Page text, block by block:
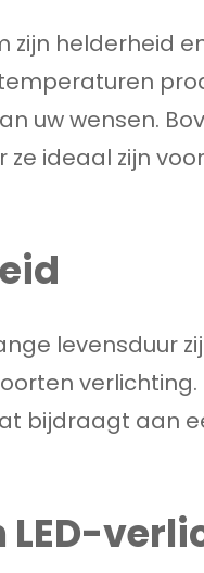
zijn helderheid
uw wensen.
ideaal zijn
levensduur
bijdraagt aan
LED-